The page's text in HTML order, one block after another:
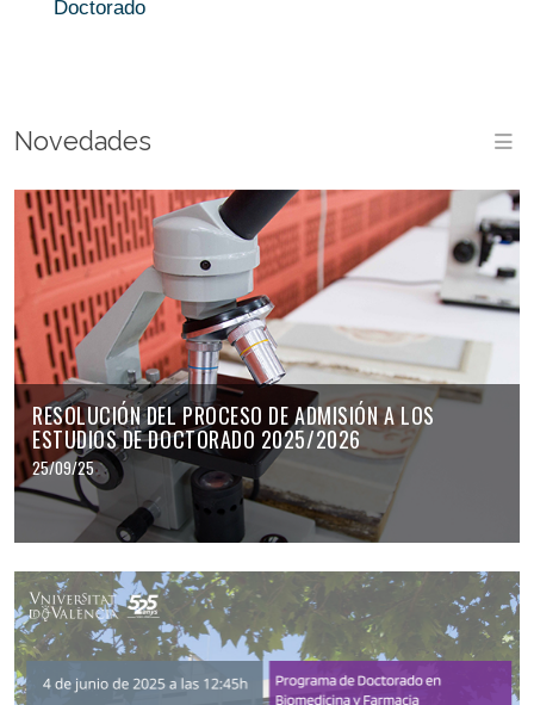
Doctorado
Novedades
RESOLUCIÓN DEL PROCESO DE ADMISIÓN A LOS
ESTUDIOS DE DOCTORADO 2025/2026
25/09/25